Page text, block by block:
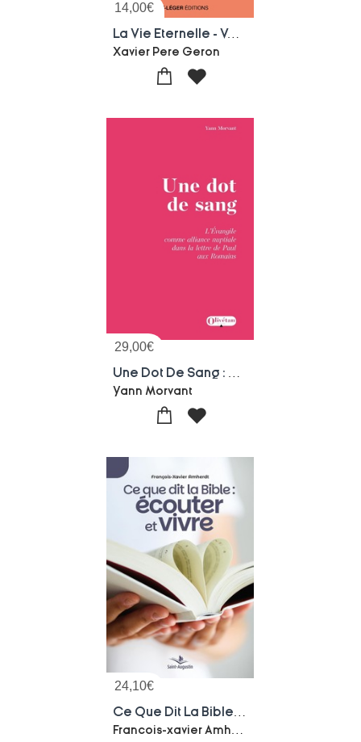
14,00€
La Vie Eternelle - Voir Dieu : Avec Thomas D'aquin
Xavier Pere Geron
29,00€
Yann Morvant
24,10€